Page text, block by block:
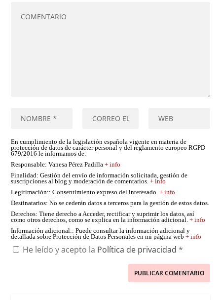
En cumplimiento de la legislación española vigente en materia de
protección de datos de carácter personal y del reglamento europeo RGPD
679/2016 le informamos de:
Responsable: Vanesa Pérez Padilla+ info
Finalidad: Gestión del envío de información solicitada, gestión de
suscripciones al blog y moderación de comentarios.+ info
Legitimación:: Consentimiento expreso del interesado.+ info
Destinatarios: No se cederán datos a terceros para la gestión de estos datos.
Derechos: Tiene derecho a Acceder, rectificar y suprimir los datos, así
como otros derechos, como se explica en la información adicional.+ info
Información adicional:: Puede consultar la información adicional y
detallada sobre Protección de Datos Personales en mi página web+ info
He leído y acepto la Política de privacidad *